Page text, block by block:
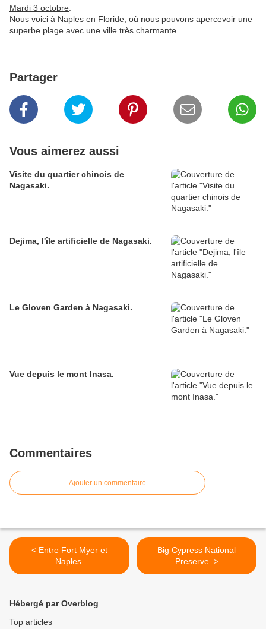
Mardi 3 octobre:
Nous voici à Naples en Floride, où nous pouvons apercevoir une
superbe plage avec une ville très charmante.
Partager
Vous aimerez aussi
Visite du quartier chinois de
Nagasaki.
Dejima, l'île artificielle de Nagasaki.
Le Gloven Garden à Nagasaki.
Vue depuis le mont Inasa.
Commentaires
Ajouter un commentaire
< Entre Fort Myer et
Naples.
Big Cypress National
Preserve. >
Hébergé par Overblog
Top articles